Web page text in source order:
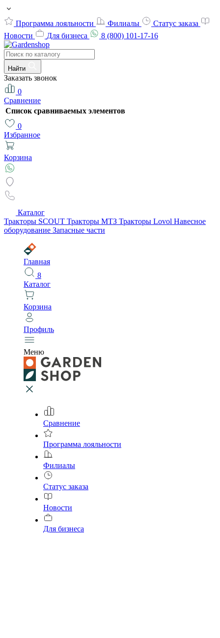
Программа лояльности Филиалы
Статус заказа
Новости
Для бизнеса 8 (800) 101-17-16
Найти
Заказать звонок
0
Сравнение
Список сравниваемых элементов
0
Избранное
Корзина
Каталог
Тракторы SCOUT Тракторы МТЗ Тракторы Lovol Навесное
оборудование Запасные части
Главная
8
Каталог
Корзина
Профиль
Меню
Сравнение
Программа лояльности
Филиалы
Статус заказа
Новости
Для бизнеса